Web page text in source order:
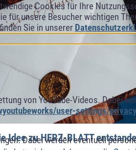
Cookies für Ihre
für unsere Besucher wichtigen
Sie in unserer
von YouTube-Videos. Dabei
user-settings/
Dabei werden eventuell
Idee zu HERZ-BLATT